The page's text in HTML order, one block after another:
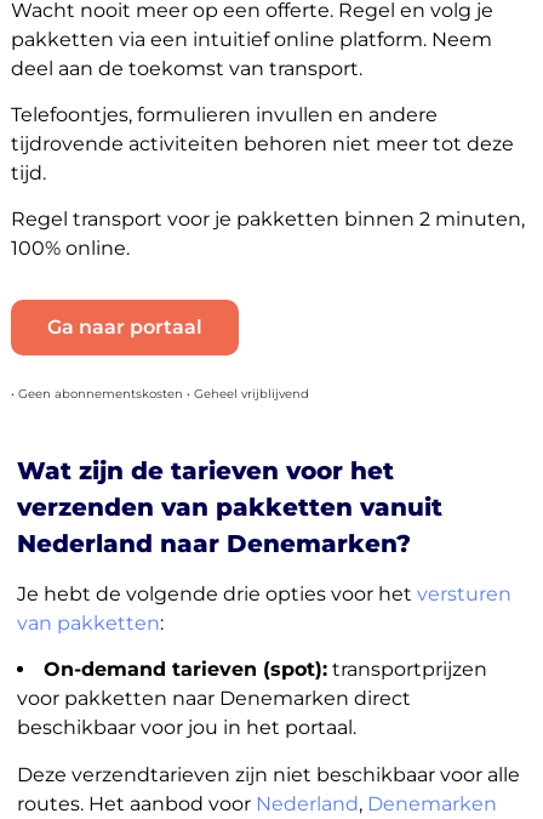
Wacht nooit meer op een offerte. Regel en volg je
pakketten via een intuitief online platform. Neem
deel aan de toekomst van transport.
Telefoontjes, formulieren invullen en andere
tijdrovende activiteiten behoren niet meer tot deze
tijd.
Regel transport voor je pakketten binnen 2 minuten,
100% online.
Ga naar portaal
• Geen abonnementskosten • Geheel vrijblijvend
Wat zijn de tarieven voor het
verzenden van pakketten vanuit
Nederland naar Denemarken?
Je hebt de volgende drie opties voor het versturen
van pakketten:
On-demand tarieven (spot):transportprijzen
voor pakketten naar Denemarken direct
beschikbaar voor jou in het portaal.
Deze verzendtarieven zijn niet beschikbaar voor alle
routes. Het aanbod voor Nederland, Denemarken